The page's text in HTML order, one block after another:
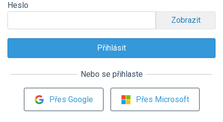
Heslo
Zobrazit
Nebo se přihlaste
Přes Google Přes Microsoft